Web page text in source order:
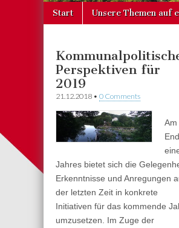
Main
menu
Skip
Start Unsere Themen auf
Perspektiven für
2019
21.12.2018 • 0 Comments
Am
Jahres bietet sich die
Erkenntnisse und Anregungen
der letzten Zeit in konkrete
Initiativen für das kommende
umzusetzen. Im Zuge der